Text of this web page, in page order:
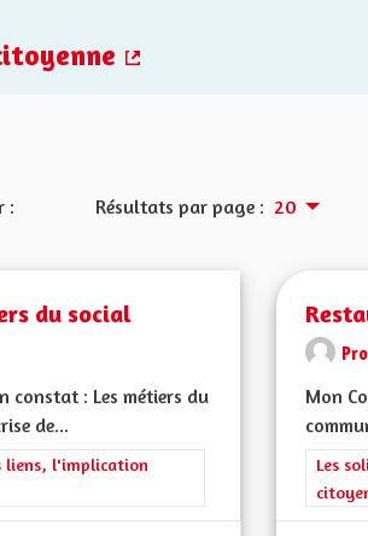
:
Résultats par page : 20
du social
constat : Les métiers du
de...
: Les solidarités, les soins et les liens,
liens, l'implication
Mon
Filtrer
Les